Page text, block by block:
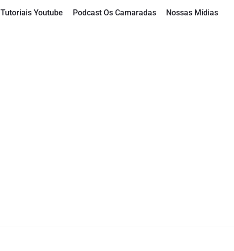
Tutoriais Youtube Podcast Os Camaradas Nossas Mídias